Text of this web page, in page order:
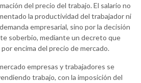
del precio del trabajo. El salario no
la productividad del trabajador ni
empresarial, sino por la decisión
soberbio, mediante un decreto que
encima del precio de mercado.
empresas y trabajadores se
trabajo, con la imposición del